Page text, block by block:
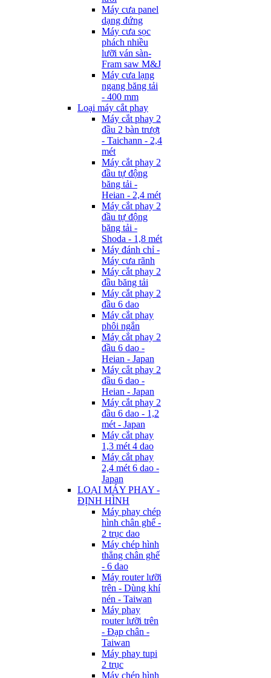
Máy cưa panel
dạng đứng
Máy cưa sọc
phách nhiều
lưỡi ván sàn-
Fram saw M&J
Máy cưa lạng
ngang băng tải
- 400 mm
Loại máy cắt phay
Máy cắt phay 2
đầu 2 bàn trượt
- Taichann - 2,4
mét
Máy cắt phay 2
đầu tự động
băng tải -
Heian - 2,4 mét
Máy cắt phay 2
đầu tự động
băng tải -
Shoda - 1,8 mét
Máy đánh chỉ -
Máy cưa rãnh
Máy cắt phay 2
đầu băng tải
Máy cắt phay 2
đầu 6 dao
Máy cắt phay
phôi ngắn
Máy cắt phay 2
đầu 6 dao -
Heian - Japan
Máy cắt phay 2
đầu 6 dao -
Heian - Japan
Máy cắt phay 2
đầu 6 dao - 1,2
mét - Japan
Máy cắt phay
1,3 mét 4 dao
Máy cắt phay
2,4 mét 6 dao -
Japan
LOẠI MÁY PHAY -
ĐỊNH HÌNH
Máy phay chép
hình chân ghế -
2 trục dao
Máy chép hình
thẳng chân ghế
- 6 dao
Máy router lưỡi
trên - Dùng khí
nén - Taiwan
Máy phay
router lưỡi trên
- Đạp chân -
Taiwan
Máy phay tupi
2 trục
Máy chép hình